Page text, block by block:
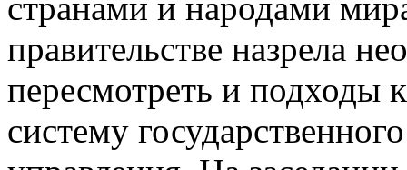
правительстве назрела
пересмотреть и подходы
систему